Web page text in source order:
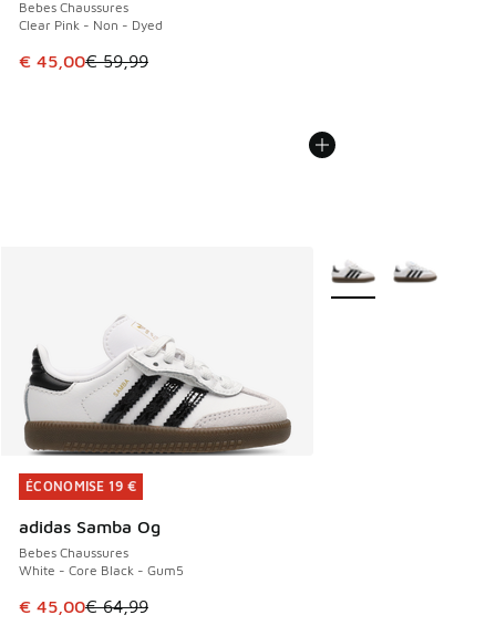
Bebes Chaussures
Clear Pink - Non - Dyed
Cet article est en promotion. Prix en baisse de € 59,99 à
€ 45,00€ 59,99
ÉCONOMISE 19 €
adidas Samba Og
Bebes Chaussures
White - Core Black - Gum5
Cet article est en promotion. Prix en baisse de € 64,99 à
€ 45,00€ 64,99
ÉCONOMISE 19 €
Plus de couleurs